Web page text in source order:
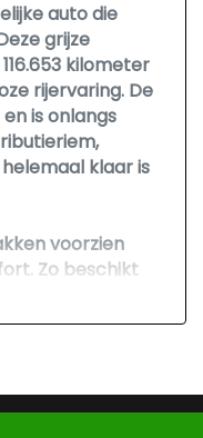
auto die
grijze
kilometer
rijervaring. De
is onlangs
klaar is
voorzien
Zo beschikt
zitpositie en
klimaat in
om